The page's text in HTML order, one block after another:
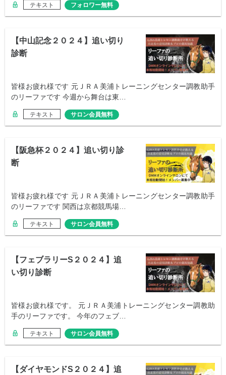
テキスト フォロワー無料
【中山記念２０２４】追い切り
診断
皆様お疲れ様です 元ＪＲＡ美浦トレーニングセンター調教助手
のリーファです 今週から舞台は東…
テキスト サロン会員無料
【阪急杯２０２４】追い切り診
断
皆様お疲れ様です 元ＪＲＡ美浦トレーニングセンター調教助手
のリーファです 関西は京都競馬場…
テキスト サロン会員無料
【フェブラリーS２０２４】追
い切り診断
皆様お疲れ様です。 元ＪＲＡ美浦トレーニングセンター調教助
手のリーファです。 今年のフェブ…
テキスト サロン会員無料
【ダイヤモンドS２０２４】追